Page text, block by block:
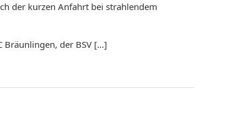
der kurzen Anfahrt bei strahlendem
Bräunlingen, der BSV […]